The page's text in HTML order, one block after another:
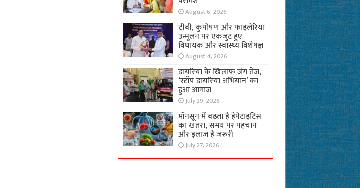
August 6, 2026
टीबी, कुपोषण और फाइलेरिया
उन्मूलन पर एकजुट हुए
विधायक और स्वास्थ्य विशेषज्ञ
August 4, 2026
डायरिया के खिलाफ जंग तेज,
‘स्टॉप डायरिया अभियान’ का
हुआ आगाज
July 29, 2026
मॉनसून में बढ़ता है हेपेटाइटिस
का खतरा, समय पर पहचान
और इलाज है जरूरी
July 27, 2026